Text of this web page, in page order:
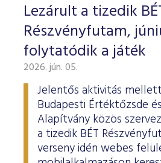
Lezárult a tizedik
Részvényfutam,
folytatódik a játék
2026. jún. 05.
Jelentős aktivitás
Budapesti Értéktőzsde
Alapítvány közös
a tizedik BÉT
verseny idén webes